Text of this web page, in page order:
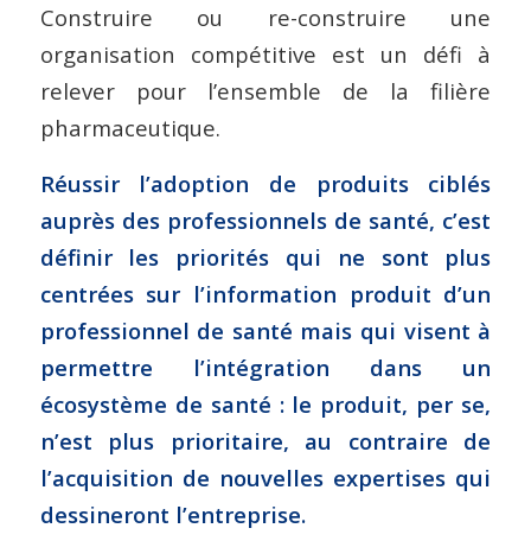
Construire ou re-construire une
organisation compétitive est un défi à
relever pour l’ensemble de la filière
pharmaceutique.
Réussir l’adoption de produits ciblés
auprès des professionnels de santé, c’est
définir les priorités qui ne sont plus
centrées sur l’information produit d’un
professionnel de santé mais qui visent à
permettre l’intégration dans un
écosystème de santé : le produit, per se,
n’est plus prioritaire, au contraire de
l’acquisition de nouvelles expertises qui
dessineront l’entreprise.